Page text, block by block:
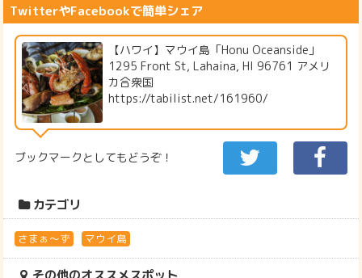
TwitterやFacebookで簡単シェア
【ハワイ】マウイ島「Honu Oceanside」
1295 Front St, Lahaina, HI 96761 アメリ
カ合衆国
https://tabilist.net/161960/
ブックマークとしてもどうぞ！
カテゴリ
さまぁ～ず マウイ島